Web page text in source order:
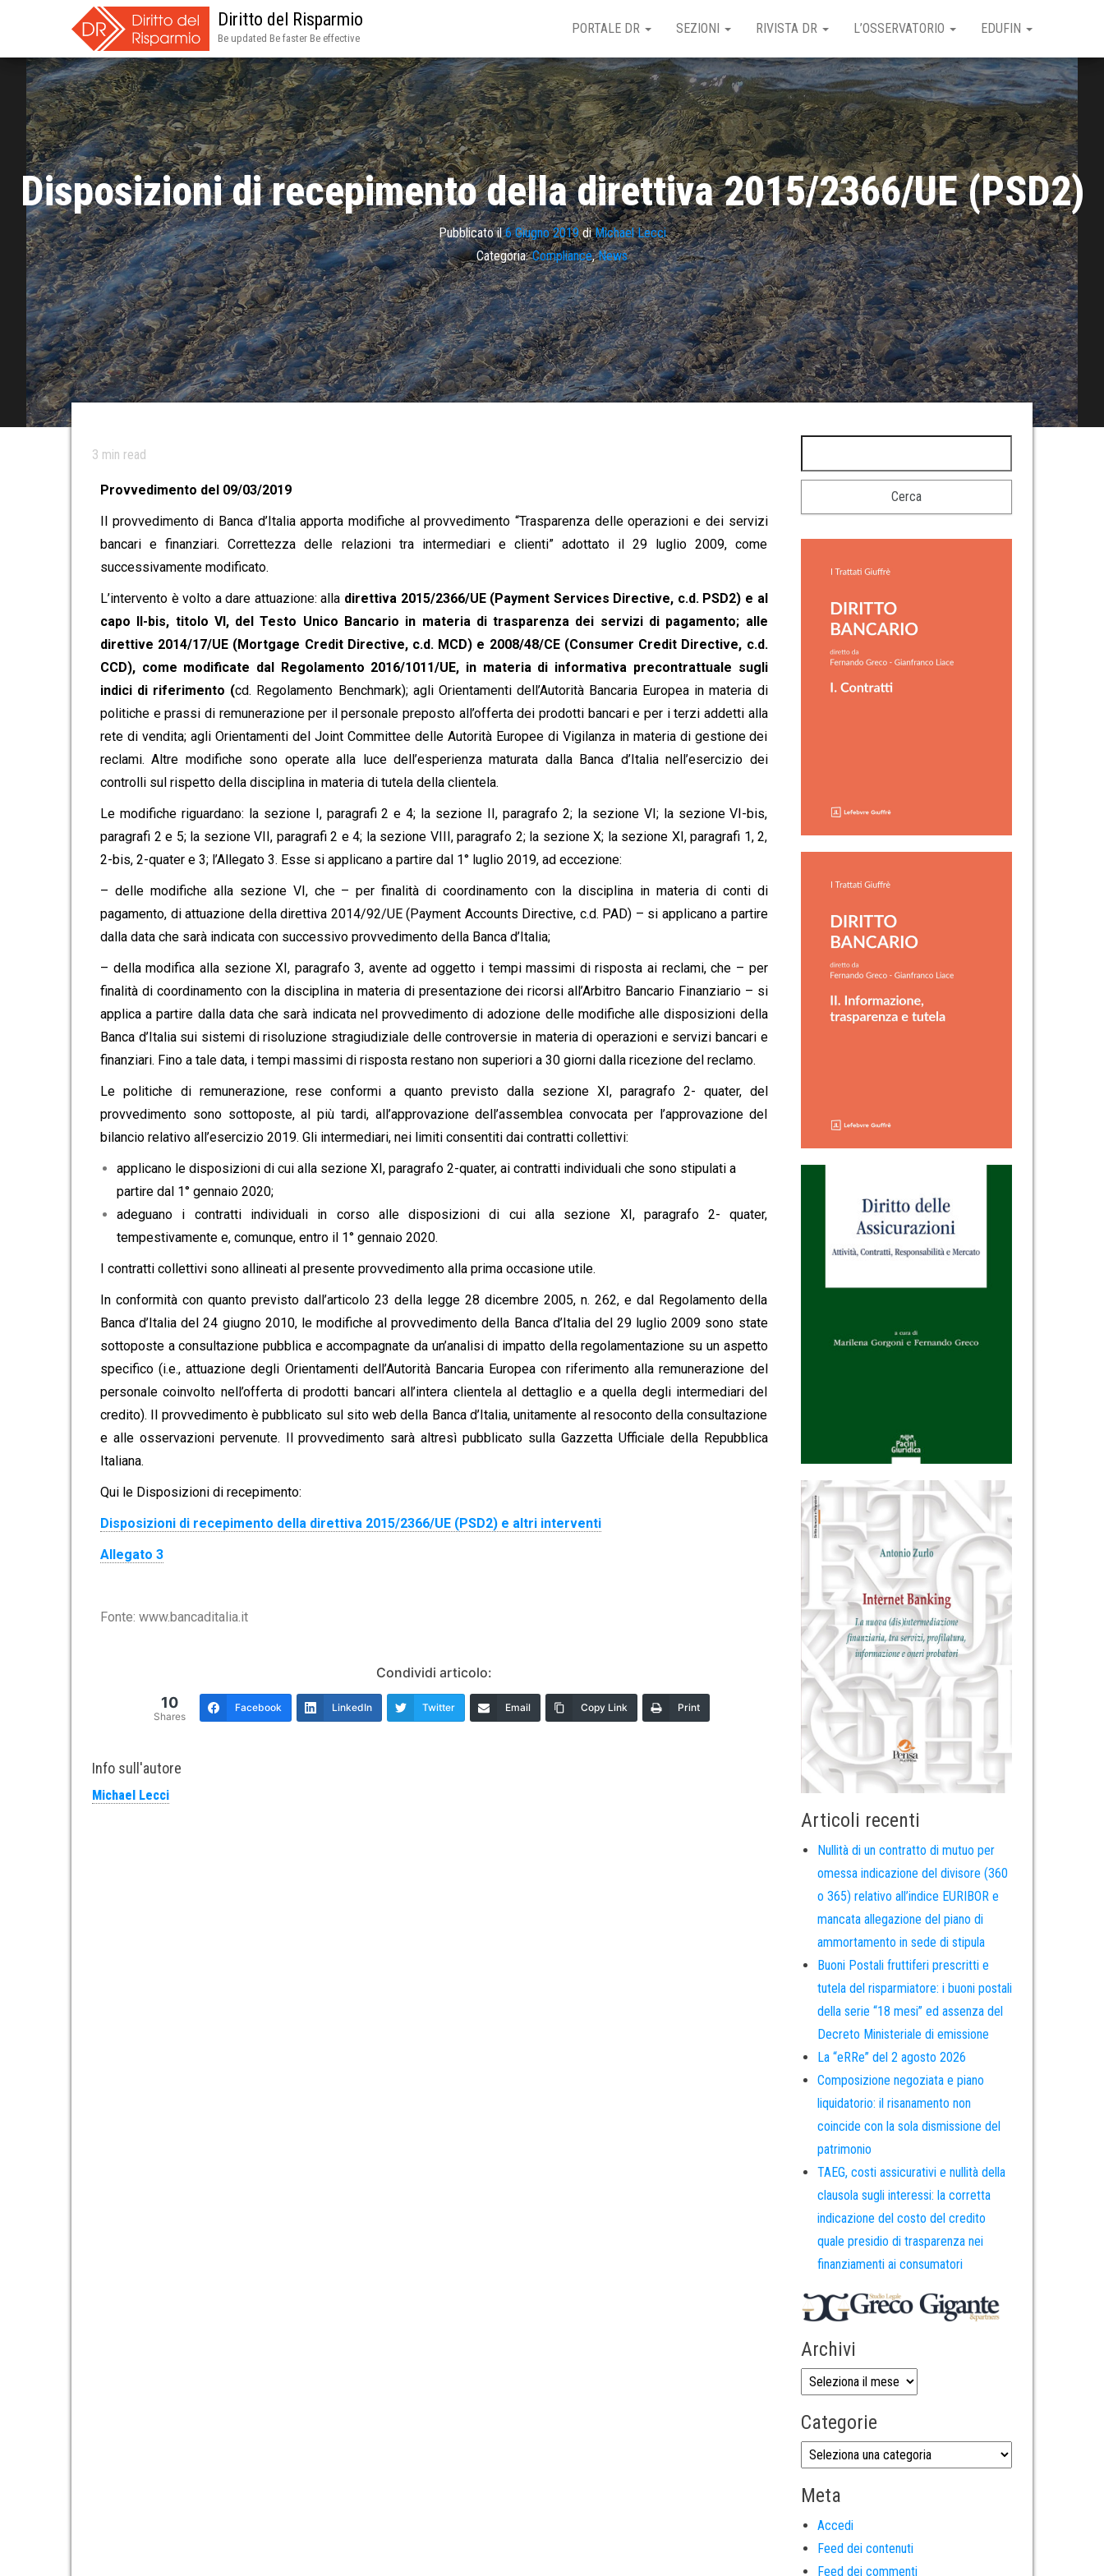
Diritto del Risparmio
Be updated Be faster Be effective
PORTALE DR SEZIONI RIVISTA DR L’OSSERVATORIO EDUFIN
Disposizioni di recepimento della direttiva 2015/2366/UE (PSD2)
Pubblicato il6 Giugno 2019diMichael Lecci
Categoria: Compliance,News
3 min read
Provvedimento del 09/03/2019
Il provvedimento di Banca d’Italia apporta modifiche al provvedimento “Trasparenza delle operazioni e dei servizi
bancari e finanziari. Correttezza delle relazioni tra intermediari e clienti” adottato il 29 luglio 2009, come
successivamente modificato.
L’intervento è volto a dare attuazione: alla direttiva 2015/2366/UE (Payment Services Directive, c.d. PSD2) e al
capo II-bis, titolo VI, del Testo Unico Bancario in materia di trasparenza dei servizi di pagamento; alle
direttive 2014/17/UE (Mortgage Credit Directive, c.d. MCD) e 2008/48/CE (Consumer Credit Directive, c.d.
CCD), come modificate dal Regolamento 2016/1011/UE, in materia di informativa precontrattuale sugli
indici di riferimento (cd. Regolamento Benchmark); agli Orientamenti dell’Autorità Bancaria Europea in materia di
politiche e prassi di remunerazione per il personale preposto all’offerta dei prodotti bancari e per i terzi addetti alla
rete di vendita; agli Orientamenti del Joint Committee delle Autorità Europee di Vigilanza in materia di gestione dei
reclami. Altre modifiche sono operate alla luce dell’esperienza maturata dalla Banca d’Italia nell’esercizio dei
controlli sul rispetto della disciplina in materia di tutela della clientela.
Le modifiche riguardano: la sezione I, paragrafi 2 e 4; la sezione II, paragrafo 2; la sezione VI; la sezione VI-bis,
paragrafi 2 e 5; la sezione VII, paragrafi 2 e 4; la sezione VIII, paragrafo 2; la sezione X; la sezione XI, paragrafi 1, 2,
2-bis, 2-quater e 3; l’Allegato 3. Esse si applicano a partire dal 1° luglio 2019, ad eccezione:
– delle modifiche alla sezione VI, che – per finalità di coordinamento con la disciplina in materia di conti di
pagamento, di attuazione della direttiva 2014/92/UE (Payment Accounts Directive, c.d. PAD) – si applicano a partire
dalla data che sarà indicata con successivo provvedimento della Banca d’Italia;
– della modifica alla sezione XI, paragrafo 3, avente ad oggetto i tempi massimi di risposta ai reclami, che – per
finalità di coordinamento con la disciplina in materia di presentazione dei ricorsi all’Arbitro Bancario Finanziario – si
applica a partire dalla data che sarà indicata nel provvedimento di adozione delle modifiche alle disposizioni della
Banca d’Italia sui sistemi di risoluzione stragiudiziale delle controversie in materia di operazioni e servizi bancari e
finanziari. Fino a tale data, i tempi massimi di risposta restano non superiori a 30 giorni dalla ricezione del reclamo.
Le politiche di remunerazione, rese conformi a quanto previsto dalla sezione XI, paragrafo 2- quater, del
provvedimento sono sottoposte, al più tardi, all’approvazione dell’assemblea convocata per l’approvazione del
bilancio relativo all’esercizio 2019. Gli intermediari, nei limiti consentiti dai contratti collettivi:
applicano le disposizioni di cui alla sezione XI, paragrafo 2-quater, ai contratti individuali che sono stipulati a
partire dal 1° gennaio 2020;
adeguano i contratti individuali in corso alle disposizioni di cui alla sezione XI, paragrafo 2- quater,
tempestivamente e, comunque, entro il 1° gennaio 2020.
I contratti collettivi sono allineati al presente provvedimento alla prima occasione utile.
In conformità con quanto previsto dall’articolo 23 della legge 28 dicembre 2005, n. 262, e dal Regolamento della
Banca d’Italia del 24 giugno 2010, le modifiche al provvedimento della Banca d’Italia del 29 luglio 2009 sono state
sottoposte a consultazione pubblica e accompagnate da un’analisi di impatto della regolamentazione su un aspetto
specifico (i.e., attuazione degli Orientamenti dell’Autorità Bancaria Europea con riferimento alla remunerazione del
personale coinvolto nell’offerta di prodotti bancari all’intera clientela al dettaglio e a quella degli intermediari del
credito). Il provvedimento è pubblicato sul sito web della Banca d’Italia, unitamente al resoconto della consultazione
e alle osservazioni pervenute. Il provvedimento sarà altresì pubblicato sulla Gazzetta Ufficiale della Repubblica
Italiana.
Qui le Disposizioni di recepimento:
Disposizioni di recepimento della direttiva 2015/2366/UE (PSD2) e altri interventi
Allegato 3
Fonte: www.bancaditalia.it
Condividi articolo:
10
Shares
Facebook LinkedIn Twitter Email Copy Link Print
Info sull'autore
Michael Lecci
Articoli recenti
Nullità di un contratto di mutuo per
omessa indicazione del divisore (360
o 365) relativo all’indice EURIBOR e
mancata allegazione del piano di
ammortamento in sede di stipula
Buoni Postali fruttiferi prescritti e
tutela del risparmiatore: i buoni postali
della serie “18 mesi” ed assenza del
Decreto Ministeriale di emissione
La “eRRe” del 2 agosto 2026
Composizione negoziata e piano
liquidatorio: il risanamento non
coincide con la sola dismissione del
patrimonio
TAEG, costi assicurativi e nullità della
clausola sugli interessi: la corretta
indicazione del costo del credito
quale presidio di trasparenza nei
finanziamenti ai consumatori
Archivi
Categorie
Meta
Accedi
Feed dei contenuti
Feed dei commenti